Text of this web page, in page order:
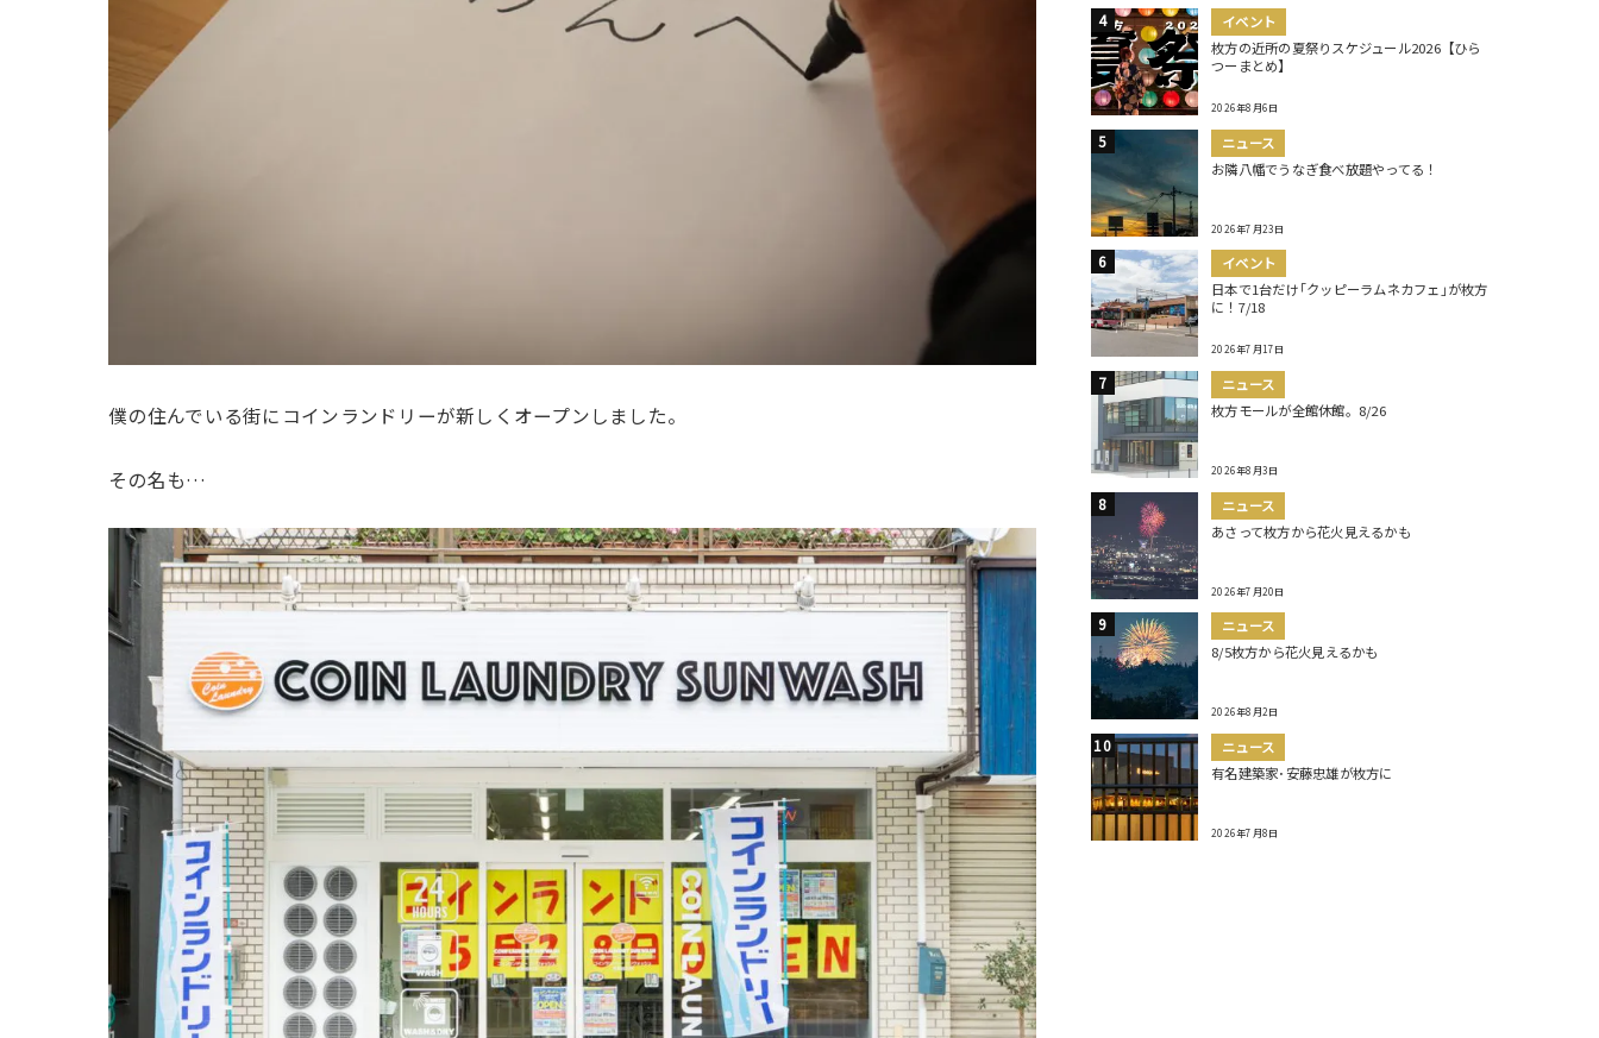
僕の住んでいる街にコインランドリーが新しくオープンしました。
その名も…
イベント
枚方の近所の夏祭りスケジュール2026【ひら
つーまとめ】
2026年8月6日
ニュース
お隣八幡でうなぎ食べ放題やってる！
2026年7月23日
イベント
日本で1台だけ｢クッピーラムネカフェ｣が枚方
に！7/18
2026年7月17日
ニュース
枚方モールが全館休館。8/26
2026年8月3日
ニュース
あさって枚方から花火見えるかも
2026年7月20日
ニュース
8/5枚方から花火見えるかも
2026年8月2日
ニュース
有名建築家･安藤忠雄が枚方に
2026年7月8日